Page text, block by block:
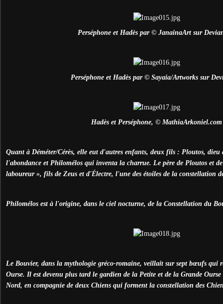
Perséphone et Hadès par © JanainaArt sur
Perséphone et Hadès par © Sayaia/Artworks sur
Hadès et Perséphone, © MathiaArkoniel.com
Quant à Déméter/Cérès, elle eut d'autres enfants, deux fils : Ploutos, dieu
l'abondance et Philomélos qui inventa la charrue. Le père de Ploutos et
laboureur », fils de Zeus et d'Électre, l'une des étoiles de la constellation
Philomélos est à l'origine, dans le ciel nocturne, de la Constellation du
Le Bouvier, dans la mythologie gréco-romaine, veillait sur sept bœufs qui
Ourse. Il est devenu plus tard le gardien de la Petite et de la Grande
Nord, en compagnie de deux Chiens qui forment la constellation des